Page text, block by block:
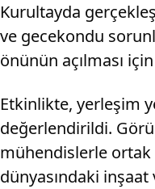
Kurultayda
ve gecekondu
önünün açılması
Etkinlikte, yerleşim
değerlendirildi.
mühendislerle ortak
dünyasındaki